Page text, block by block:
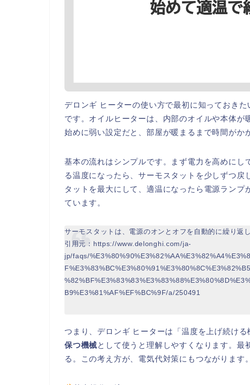
デロンギ ヒーターの使い方で最初に知っておきた
です。オイルヒーターは、内部のオイルや本体が
始めに弱い設定だと、部屋が暖まるまで時間がか
基本の流れはシンプルです。まず電力を高めにし
る温度になったら、サーモスタットを少しずつ戻
タットを最大にして、適温になったら電源ラン
ています。
サーモスタットは、電源のオンとオフを自動的に繰り返
引用元：https://www.delonghi.com/ja-
jp/faqs/
B9%E3%81%AF%EF%BC%9F/a/250491
つまり、デロンギ ヒーターは「温度を上げ続ける
保つ機械として使うと理解しやすくなります。
る。この考え方が、電気代対策にもつながります。